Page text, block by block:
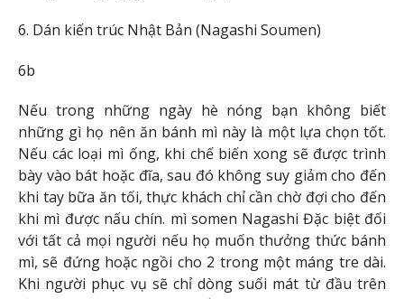
6. Dán kiến ​​trúc Nhật Bản (Nagashi Soumen)
6b
Nếu trong những ngày hè nóng bạn không biết
những gì họ nên ăn bánh mì này là một lựa chọn tốt.
Nếu các loại mì ống, khi chế biến xong sẽ được trình
bày vào bát hoặc đĩa, sau đó không suy giảm cho đến
khi tay bữa ăn tối, thực khách chỉ cần chờ đợi cho đến
khi mì được nấu chín. mì somen Nagashi Đặc biệt đối
với tất cả mọi người nếu họ muốn thưởng thức bánh
mì, sẽ đứng hoặc ngồi cho 2 trong một máng tre dài.
Khi người phục vụ sẽ chỉ dòng suối mát từ đầu trên